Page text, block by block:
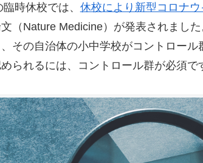
時休校では、 休校により新型コロナ
（Nature Medicine）が発表されまし
その自治体の小中学校がコントロール
られるには、コントロール群が必須で